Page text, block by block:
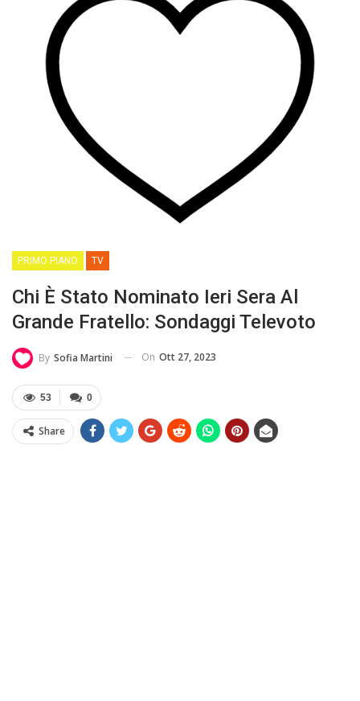
PRIMO PIANO TV
Chi È Stato Nominato Ieri Sera Al
Grande Fratello: Sondaggi Televoto
By Sofia Martini On Ott 27, 2023
0
53
Share